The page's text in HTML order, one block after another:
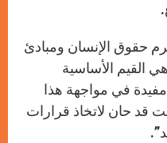
حقوق الإنسان ومبادئ
القيم الأساسية
في مواجهة هذا
قد حان لاتخاذ قرارات